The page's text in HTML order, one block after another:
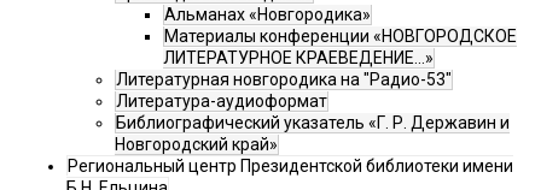
Альманах «Новгородика»
Материалы конференции «НОВГОРОДСКОЕ
ЛИТЕРАТУРНОЕ КРАЕВЕДЕНИЕ...»
Литературная новгородика на "Радио-53"
Литература-аудиоформат
Библиографический указатель «Г. Р. Державин и
Новгородский край»
Региональный центр Президентской библиотеки имени